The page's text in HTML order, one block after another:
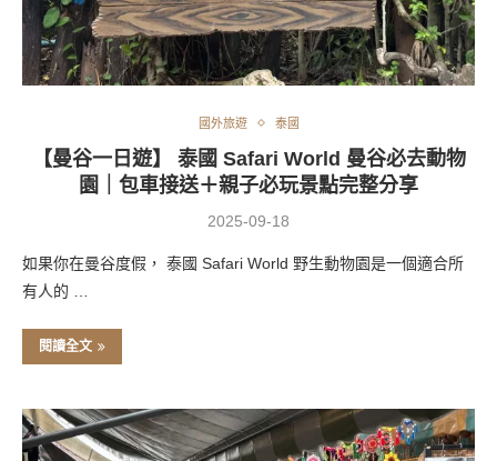
國外旅遊 泰國
【曼谷一日遊】 泰國 Safari World 曼谷必去動物
園｜包車接送＋親子必玩景點完整分享
2025-09-18
如果你在曼谷度假， 泰國 Safari World 野生動物園是一個適合所
有人的 …
閱讀全文